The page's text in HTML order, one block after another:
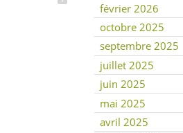
février 2026
octobre 2025
septembre 2025
juillet 2025
juin 2025
mai 2025
avril 2025